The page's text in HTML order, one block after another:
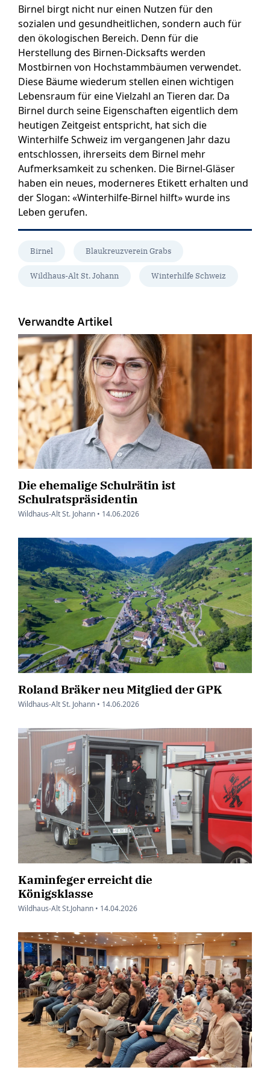
Birnel birgt nicht nur einen Nutzen für den
sozialen und gesundheitlichen, sondern auch für
den ökologischen Bereich. Denn für die
Herstellung des Birnen-Dicksafts werden
Mostbirnen von Hochstammbäumen verwendet.
Diese Bäume wiederum stellen einen wichtigen
Lebensraum für eine Vielzahl an Tieren dar. Da
Birnel durch seine Eigenschaften eigentlich dem
heutigen Zeitgeist entspricht, hat sich die
Winterhilfe Schweiz im vergangenen Jahr dazu
entschlossen, ihrerseits dem Birnel mehr
Aufmerksamkeit zu schenken. Die Birnel-Gläser
haben ein neues, moderneres Etikett erhalten und
der Slogan: «Winterhilfe-Birnel hilft» wurde ins
Leben gerufen.
Birnel Blaukreuzverein Grabs
Wildhaus-Alt St. Johann Winterhilfe Schweiz
Verwandte Artikel
Die ehemalige Schulrätin ist
Schulratspräsidentin
Wildhaus-Alt St. Johann • 14.06.2026
Roland Bräker neu Mitglied der GPK
Wildhaus-Alt St. Johann • 14.06.2026
Kaminfeger erreicht die
Königsklasse
Wildhaus-Alt St.Johann • 14.04.2026